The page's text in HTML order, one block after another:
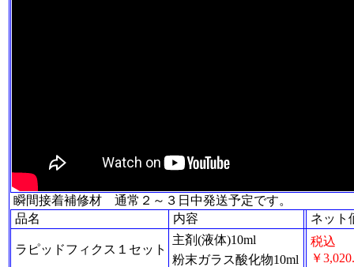
瞬間接着補修材 通常２～３日中発送予定です。
品名
内容 ネット
ラピッドフィクス１セット
主剤(液体)10ml
粉末ガラス酸化物10ml
税込
￥3,020.